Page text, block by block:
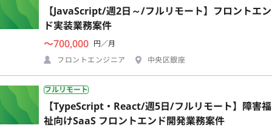
【JavaScript/週2日～/フルリモート】フロントエン
ド実装業務案件
〜700,000 円／月
フロントエンジニア
中央区銀座
フルリモート
【TypeScript・React/週5日/フルリモート】障害福
祉向けSaaS フロントエンド開発業務案件